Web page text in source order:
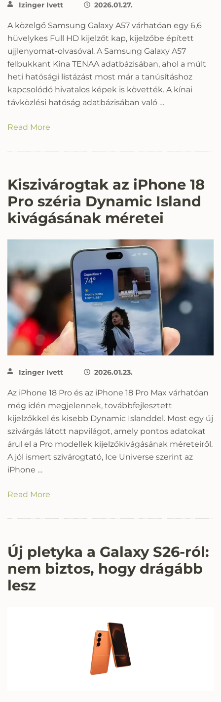
Izinger Ivett 2026.01.27.
A közelgő Samsung Galaxy A57 várhatóan egy 6,6
hüvelykes Full HD kijelzőt kap, kijelzőbe épített
ujjlenyomat-olvasóval. A Samsung Galaxy A57
felbukkant Kína TENAA adatbázisában, ahol a múlt
heti hatósági listázást most már a tanúsításhoz
kapcsolódó hivatalos képek is követték. A kínai
távközlési hatóság adatbázisában való …
Read More
Kiszivárogtak az iPhone 18
Pro széria Dynamic Island
kivágásának méretei
Izinger Ivett 2026.01.23.
Az iPhone 18 Pro és az iPhone 18 Pro Max várhatóan
még idén megjelennek, továbbfejlesztett
kijelzőkkel és kisebb Dynamic Islanddel. Most egy új
szivárgás látott napvilágot, amely pontos adatokat
árul el a Pro modellek kijelzőkivágásának méreteiről.
A jól ismert szivárogtató, Ice Universe szerint az
iPhone …
Read More
Új pletyka a Galaxy S26-ról:
nem biztos, hogy drágább
lesz